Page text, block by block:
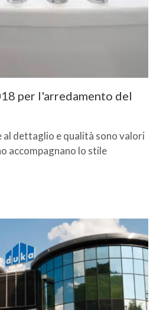
per l'arredamento del
al dettaglio e qualità sono valori
accompagnano lo stile